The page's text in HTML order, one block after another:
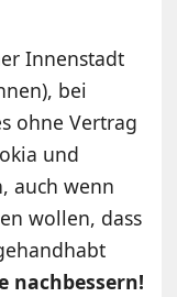
Innenstadt
bei
ohne Vertrag
und
auch wenn
wollen, dass
nachbessern!